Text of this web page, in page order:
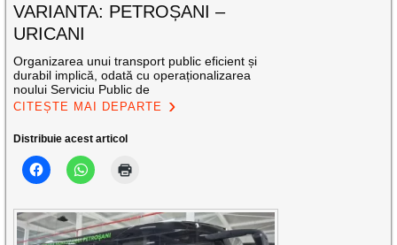
VARIANTA: PETROȘANI –
URICANI
Organizarea unui transport public eficient și
durabil implică, odată cu operaționalizarea
noului Serviciu Public de
CITEȘTE MAI DEPARTE
Distribuie acest articol